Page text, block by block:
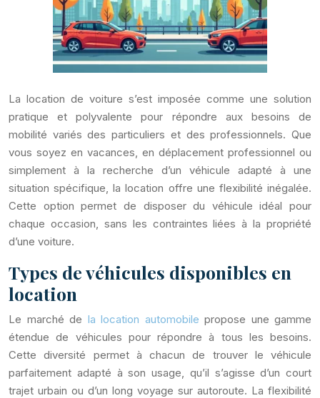
La location de voiture s’est imposée comme une solution
pratique et polyvalente pour répondre aux besoins de
mobilité variés des particuliers et des professionnels. Que
vous soyez en vacances, en déplacement professionnel ou
simplement à la recherche d’un véhicule adapté à une
situation spécifique, la location offre une flexibilité inégalée.
Cette option permet de disposer du véhicule idéal pour
chaque occasion, sans les contraintes liées à la propriété
d’une voiture.
Types de véhicules disponibles en
location
Le marché de la location automobile propose une gamme
étendue de véhicules pour répondre à tous les besoins.
Cette diversité permet à chacun de trouver le véhicule
parfaitement adapté à son usage, qu’il s’agisse d’un court
trajet urbain ou d’un long voyage sur autoroute. La flexibilité